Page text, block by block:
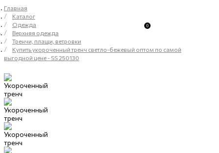
0
Главная
Каталог
Одежда
Верхняя одежда
Тренчи, плащи, ветровки
Купить укороченный тренч светло-бежевый оптом по самой
выгодной цене - SS 250130